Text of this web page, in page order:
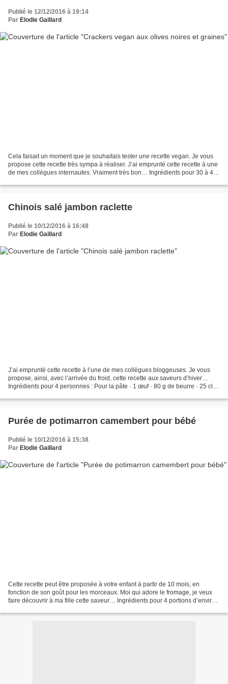
Publié le 12/12/2016 à 19:14
Par Elodie Gaillard
Cela faisait un moment que je souhaitais tester une recette vegan. Je vous
propose cette recette très sympa à réaliser. J’ai emprunté cette recette à une
de mes collègues internautes. Vraiment très bon… Ingrédients pour 30 à 40
Chinois salé jambon raclette
Publié le 10/12/2016 à 16:48
Par Elodie Gaillard
J’ai emprunté cette recette à l’une de mes collègues bloggeuses. Je vous
propose, ainsi, avec l’arrivée du froid, cette recette aux saveurs d’hiver…
Ingrédients pour 4 personnes : Pour la pâte · 1 œuf · 80 g de beurre · 25 cl
Purée de potimarron camembert pour bébé
Publié le 10/12/2016 à 15:38
Par Elodie Gaillard
Cette recette peut être proposée à votre enfant à partir de 10 mois, en
fonction de son goût pour les morceaux. Moi qui adore le fromage, je veux
faire découvrir à ma fille cette saveur… Ingrédients pour 4 portions d’environ